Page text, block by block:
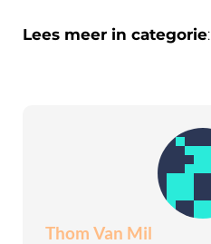
Lees meer in categorie:
Thom Van Mil